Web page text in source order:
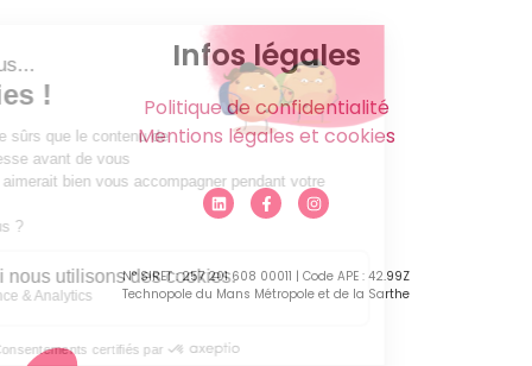
Infos légales
Politique de confidentialité
Mentions légales et cookies
N° SIRET : 257 201 608 00011 | Code APE : 42.99Z
Technopole du Mans Métropole et de la Sarthe